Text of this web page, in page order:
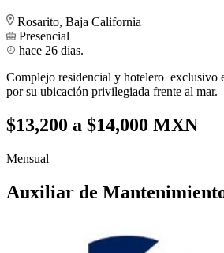
Rosarito, Baja California
Presencial
hace 26 dias.
Complejo residencial y hotelero exclusivo
por su ubicación privilegiada frente al mar.
$13,200 a $14,000 MXN
Mensual
Auxiliar de